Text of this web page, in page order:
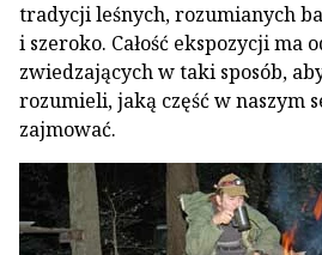
tradycji leśnych, rozumianych
i szeroko. Całość ekspozycji ma
zwiedzających w taki sposób,
rozumieli, jaką część w naszym
zajmować.